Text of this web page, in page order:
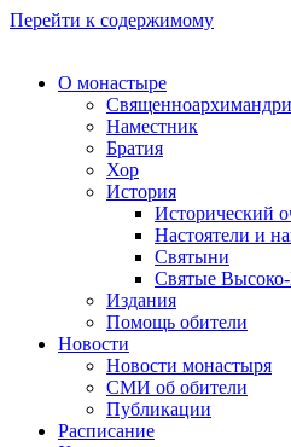
Перейти к содержимому
О монастыре
Наместник
Братия
Хор
История
Исторический
Настоятели и
Святыни
Святые
Издания
Помощь обители
Новости
Новости монастыря
СМИ об обители
Публикации
Расписание